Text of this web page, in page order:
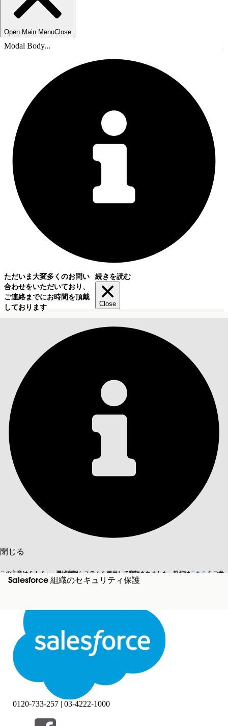
Open Main MenuClose
Modal Body...
ただいま大変多くのお問い
合わせをいただいており、
ご連絡までにお時間を頂戴
しております
続きを読む
Close
閉じる
この文章は Salesforce 機械翻訳システムを使用して翻訳されました。詳細はこちら をご参
照ください。
英語に切り替える 今はしません
閉じる 閉じる
Salesforce 組織のセキュリティ保護
目次
0120-733-257 | 03-4222-1000